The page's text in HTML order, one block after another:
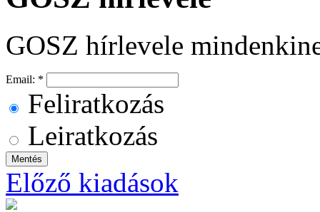
GOSZ hírlevele
Email: *
Feliratkozás
Leiratkozás
Előző kiadások